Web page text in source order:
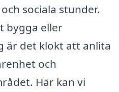
sociala stunder.
bygga eller
är det klokt att anlita
och
Här kan vi